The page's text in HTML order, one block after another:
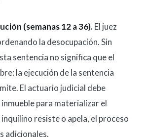
(semanas 12 a 36).El juez
la desocupación. Sin
sentencia no significa que el
la ejecución de la sentencia
El actuario judicial debe
para materializar el
resiste o apela, el proceso
adicionales.